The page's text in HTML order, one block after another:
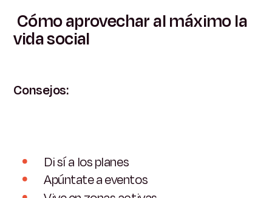
Cómo aprovechar al máximo la
vida social
Consejos:
Di sí a los planes
Apúntate a eventos